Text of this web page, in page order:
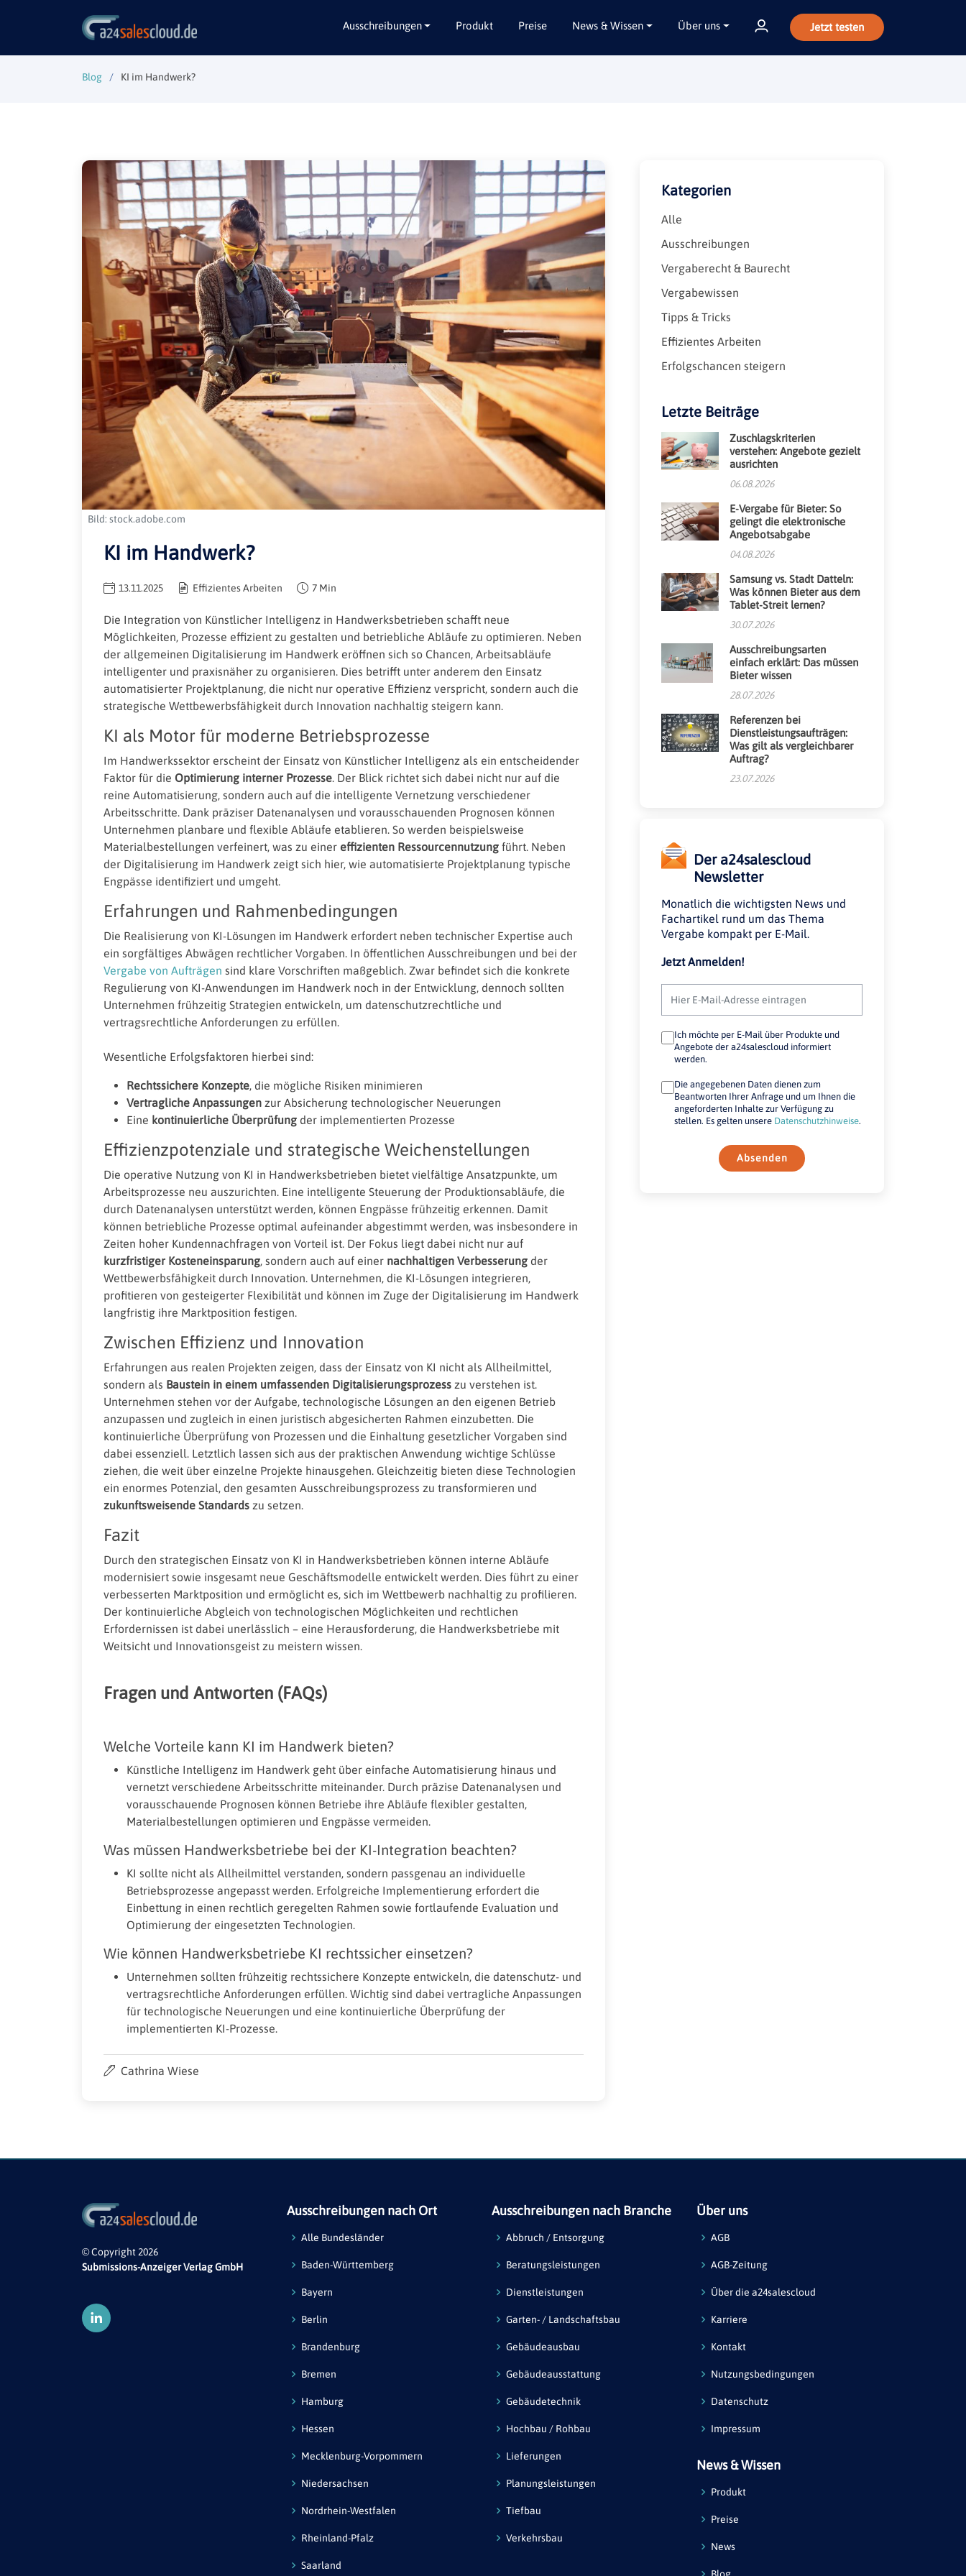
Ausschreibungen
Brandenburg
Bremen
Hamburg
Hessen
Mecklenburg-Vorpommern
Niedersachsen
Nordrhein-Westfalen
Rheinland-Pfalz
Saarland
Sachsen
Sachsen-Anhalt
Schleswig-Holstein
Thüringen
Gebäudeausbau
Gebäudeausstattung
Gebäudetechnik
Hochbau / Rohbau
Lieferungen
Planungsleistungen
Tiefbau
Verkehrsbau
Produkt Preise News & Wissen Über uns Jetzt testen
Blog KI im Handwerk?
Bild: stock.adobe.com
KI im Handwerk?
13.11.2025 Effizientes Arbeiten 7 Min
Die Integration von Künstlicher Intelligenz in Handwerksbetrieben schafft neue
Möglichkeiten, Prozesse effizient zu gestalten und betriebliche Abläufe zu optimieren. Neben
der allgemeinen Digitalisierung im Handwerk eröffnen sich so Chancen, Arbeitsabläufe
intelligenter und praxisnäher zu organisieren. Dies betrifft unter anderem den Einsatz
automatisierter Projektplanung, die nicht nur operative Effizienz verspricht, sondern auch die
strategische Wettbewerbsfähigkeit durch Innovation nachhaltig steigern kann.
KI als Motor für moderne Betriebsprozesse
Im Handwerkssektor erscheint der Einsatz von Künstlicher Intelligenz als ein entscheidender
Faktor für die Optimierung interner Prozesse . Der Blick richtet sich dabei nicht nur auf die
reine Automatisierung, sondern auch auf die intelligente Vernetzung verschiedener
Arbeitsschritte. Dank präziser Datenanalysen und vorausschauenden Prognosen können
Unternehmen planbare und flexible Abläufe etablieren. So werden beispielsweise
Materialbestellungen verfeinert, was zu einer effizienten Ressourcennutzung führt. Neben
der Digitalisierung im Handwerk zeigt sich hier, wie automatisierte Projektplanung typische
Engpässe identifiziert und umgeht.
Erfahrungen und Rahmenbedingungen
Die Realisierung von KI-Lösungen im Handwerk erfordert neben technischer Expertise auch
ein sorgfältiges Abwägen rechtlicher Vorgaben. In öffentlichen Ausschreibungen und bei der
Vergabe von Aufträgen sind klare Vorschriften maßgeblich. Zwar befindet sich die konkrete
Regulierung von KI-Anwendungen im Handwerk noch in der Entwicklung, dennoch sollten
Unternehmen frühzeitig Strategien entwickeln, um datenschutzrechtliche und
vertragsrechtliche Anforderungen zu erfüllen.
Wesentliche Erfolgsfaktoren hierbei sind:
Rechtssichere Konzepte , die mögliche Risiken minimieren
Vertragliche Anpassungen zur Absicherung technologischer Neuerungen
Eine kontinuierliche Überprüfung der implementierten Prozesse
Effizienzpotenziale und strategische Weichenstellungen
Die operative Nutzung von KI in Handwerksbetrieben bietet vielfältige Ansatzpunkte, um
Arbeitsprozesse neu auszurichten. Eine intelligente Steuerung der Produktionsabläufe, die
durch Datenanalysen unterstützt werden, können Engpässe frühzeitig erkennen. Damit
können betriebliche Prozesse optimal aufeinander abgestimmt werden, was insbesondere in
Zeiten hoher Kundennachfragen von Vorteil ist. Der Fokus liegt dabei nicht nur auf
kurzfristiger Kosteneinsparung , sondern auch auf einer nachhaltigen Verbesserung der
Wettbewerbsfähigkeit durch Innovation. Unternehmen, die KI-Lösungen integrieren,
profitieren von gesteigerter Flexibilität und können im Zuge der Digitalisierung im Handwerk
langfristig ihre Marktposition festigen.
Zwischen Effizienz und Innovation
Erfahrungen aus realen Projekten zeigen, dass der Einsatz von KI nicht als Allheilmittel,
sondern als Baustein in einem umfassenden Digitalisierungsprozess zu verstehen ist.
Unternehmen stehen vor der Aufgabe, technologische Lösungen an den eigenen Betrieb
anzupassen und zugleich in einen juristisch abgesicherten Rahmen einzubetten. Die
kontinuierliche Überprüfung von Prozessen und die Einhaltung gesetzlicher Vorgaben sind
dabei essenziell. Letztlich lassen sich aus der praktischen Anwendung wichtige Schlüsse
ziehen, die weit über einzelne Projekte hinausgehen. Gleichzeitig bieten diese Technologien
ein enormes Potenzial, den gesamten Ausschreibungsprozess zu transformieren und
zukunftsweisende Standards zu setzen.
Fazit
Durch den strategischen Einsatz von KI in Handwerksbetrieben können interne Abläufe
modernisiert sowie insgesamt neue Geschäftsmodelle entwickelt werden. Dies führt zu einer
verbesserten Marktposition und ermöglicht es, sich im Wettbewerb nachhaltig zu profilieren.
Der kontinuierliche Abgleich von technologischen Möglichkeiten und rechtlichen
Erfordernissen ist dabei unerlässlich – eine Herausforderung, die Handwerksbetriebe mit
Weitsicht und Innovationsgeist zu meistern wissen.
Fragen und Antworten (FAQs)
Welche Vorteile kann KI im Handwerk bieten?
Künstliche Intelligenz im Handwerk geht über einfache Automatisierung hinaus und
vernetzt verschiedene Arbeitsschritte miteinander. Durch präzise Datenanalysen und
vorausschauende Prognosen können Betriebe ihre Abläufe flexibler gestalten,
Materialbestellungen optimieren und Engpässe vermeiden.
Was müssen Handwerksbetriebe bei der KI-Integration beachten?
KI sollte nicht als Allheilmittel verstanden, sondern passgenau an individuelle
Betriebsprozesse angepasst werden. Erfolgreiche Implementierung erfordert die
Einbettung in einen rechtlich geregelten Rahmen sowie fortlaufende Evaluation und
Optimierung der eingesetzten Technologien.
Wie können Handwerksbetriebe KI rechtssicher einsetzen?
Unternehmen sollten frühzeitig rechtssichere Konzepte entwickeln, die datenschutz- und
vertragsrechtliche Anforderungen erfüllen. Wichtig sind dabei vertragliche Anpassungen
für technologische Neuerungen und eine kontinuierliche Überprüfung der
implementierten KI-Prozesse.
Cathrina Wiese
Kategorien
Alle
Ausschreibungen
Vergaberecht & Baurecht
Vergabewissen
Tipps & Tricks
Effizientes Arbeiten
Erfolgschancen steigern
Letzte Beiträge
Zuschlagskriterien
verstehen: Angebote gezielt
ausrichten
06.08.2026
E-Vergabe für Bieter: So
gelingt die elektronische
Angebotsabgabe
04.08.2026
Samsung vs. Stadt Datteln:
Was können Bieter aus dem
Tablet-Streit lernen?
30.07.2026
Ausschreibungsarten
einfach erklärt: Das müssen
Bieter wissen
28.07.2026
Referenzen bei
Dienstleistungsaufträgen:
Was gilt als vergleichbarer
Auftrag?
23.07.2026
Der a24salescloud
Newsletter
Monatlich die wichtigsten News und
Fachartikel rund um das Thema
Vergabe kompakt per E-Mail.
Jetzt Anmelden!
Ich möchte per E-Mail über Produkte und
Angebote der a24salescloud informiert
werden.
Die angegebenen Daten dienen zum
Beantworten Ihrer Anfrage und um Ihnen die
angeforderten Inhalte zur Verfügung zu
stellen. Es gelten unsere Datenschutzhinweise.
Absenden
© Copyright 2026
Submissions-Anzeiger Verlag GmbH
Ausschreibungen nach Ort
Alle Bundesländer
Baden-Württemberg
Bayern
Berlin
Brandenburg
Bremen
Hamburg
Hessen
Mecklenburg-Vorpommern
Niedersachsen
Nordrhein-Westfalen
Rheinland-Pfalz
Saarland
Ausschreibungen nach Branche
Abbruch / Entsorgung
Beratungsleistungen
Dienstleistungen
Garten- / Landschaftsbau
Gebäudeausbau
Gebäudeausstattung
Gebäudetechnik
Hochbau / Rohbau
Lieferungen
Planungsleistungen
Tiefbau
Verkehrsbau
Über uns
AGB
AGB-Zeitung
Über die a24salescloud
Karriere
Kontakt
Nutzungsbedingungen
Datenschutz
Impressum
News & Wissen
Produkt
Preise
News
Blog